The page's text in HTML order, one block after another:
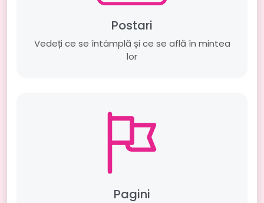
Postari
Vedeți ce se întâmplă și ce se află în mintea
lor
Pagini